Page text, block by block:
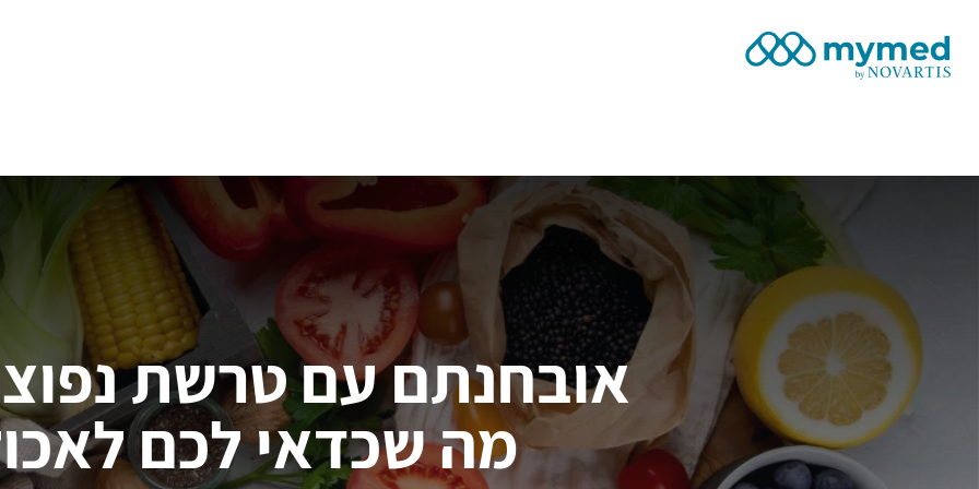
Site Logo
אובחנתם עם טרשת
מה שכדאי לכם